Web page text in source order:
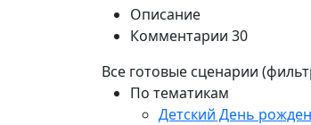
Описание
Комментарии 30
Все готовые сценарии
По тематикам
Детский День